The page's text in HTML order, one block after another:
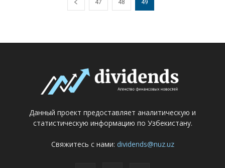
47 48 49
Данный проект предоставляет аналитическую и
статистическую информацию по Узбекистану.
Свяжитесь с нами: dividends@nuz.uz